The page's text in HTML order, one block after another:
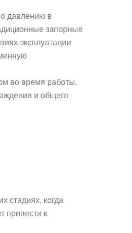
давлению в
запорные
эксплуатации
во время работы.
и общего
стадиях, когда
привести к